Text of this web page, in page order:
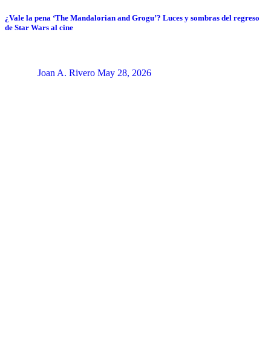
¿Vale la pena ‘The Mandalorian and Grogu’? Luces y sombras del regreso
de Star Wars al cine
Joan A. Rivero May 28, 2026